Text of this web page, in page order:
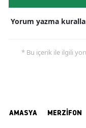
Yorum yazma
* Bu içerik ile ilgili
AMASYA MERZİFON